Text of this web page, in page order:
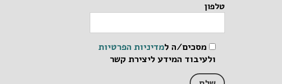
טלפון
מסכים/ה למדיניות הפרטיות
ולעיבוד המידע ליצירת קשר